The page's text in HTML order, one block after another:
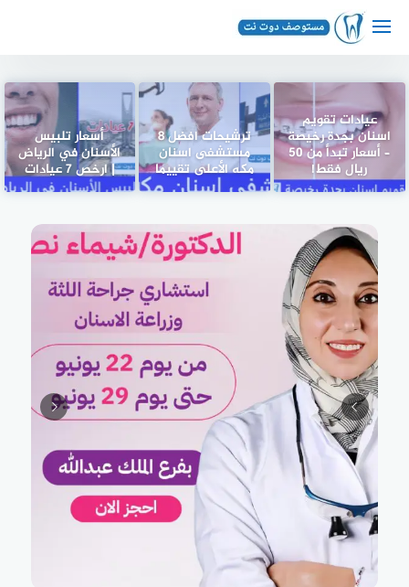
عيادات تقويم
اسنان بجدة رخيصة
– أسعار تبدأ من 50
ريال فقط!
ترشيحات افضل 8
مستشفى اسنان
مكه الأعلى تقييما
أسعار تلبيس
الأسنان في الرياض
| ارخص 7 عيادات